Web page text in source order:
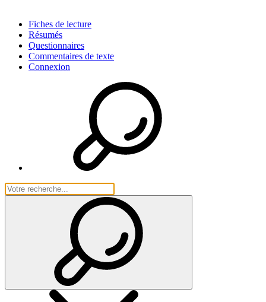
Fiches de lecture
Résumés
Questionnaires
Commentaires de texte
Connexion